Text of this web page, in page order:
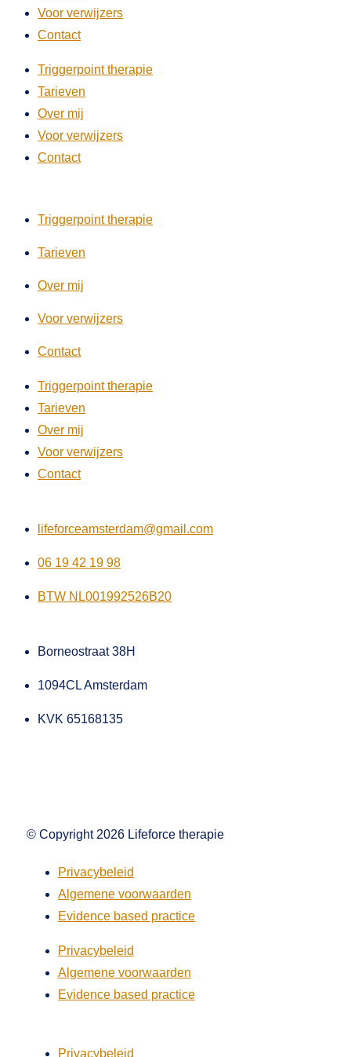
Voor verwijzers
Contact
Triggerpoint therapie
Tarieven
Over mij
Voor verwijzers
Contact
Triggerpoint therapie
Tarieven
Over mij
Voor verwijzers
Contact
Triggerpoint therapie
Tarieven
Over mij
Voor verwijzers
Contact
lifeforceamsterdam@gmail.com
06 19 42 19 98
BTW NL001992526B20
Borneostraat 38H
1094CL Amsterdam
KVK 65168135
© Copyright 2026 Lifeforce therapie
Privacybeleid
Algemene voorwaarden
Evidence based practice
Privacybeleid
Algemene voorwaarden
Evidence based practice
Privacybeleid